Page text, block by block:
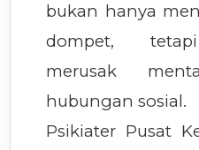
bukan hanya
dompet,
merusak
hubungan sosial.
Psikiater Pusat